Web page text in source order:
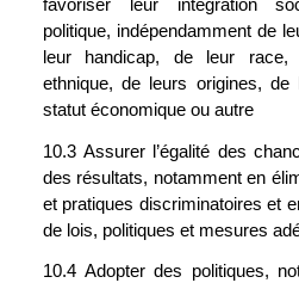
favoriser leur intégration
politique, indépendamment de
leur handicap, de leur race,
ethnique, de leurs origines,
statut économique ou autre
10.3 Assurer l’égalité des
des résultats, notamment en
et pratiques discriminatoires et
de lois, politiques et mesures
10.4 Adopter des politiques,